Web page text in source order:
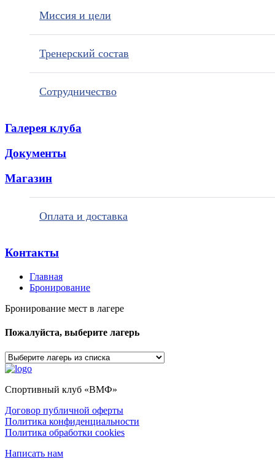
Миссия и цели
Тренерский состав
Сотрудничество
Галерея клуба
Документы
Магазин
Оплата и доставка
Контакты
Главная
Бронирование
Бронирование мест в лагере
Пожалуйста, выберите лагерь
Спортивный клуб «ВМФ»
Договор публичной оферты
Политика конфиденциальности
Политика обработки cookies
Написать нам